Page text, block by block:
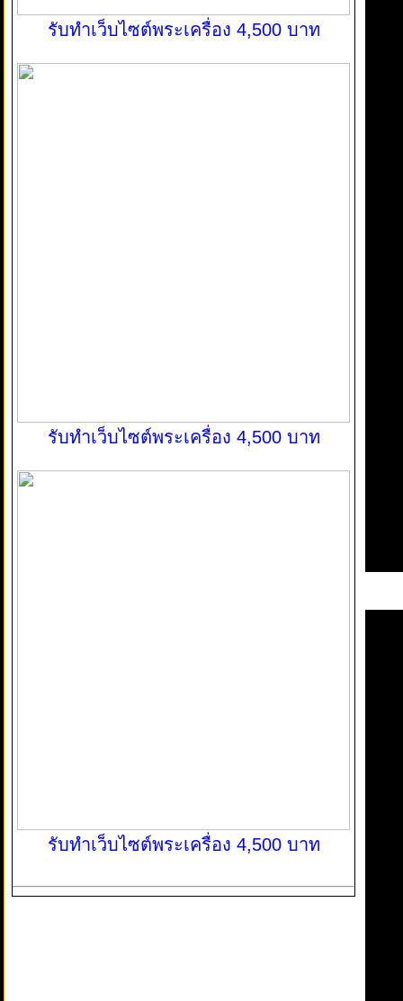
รับทำเว็บไซต์พระเครื่อง 4,500 บาท
รับทำเว็บไซต์พระเครื่อง 4,500 บาท
รับทำเว็บไซต์พระเครื่อง 4,500 บาท